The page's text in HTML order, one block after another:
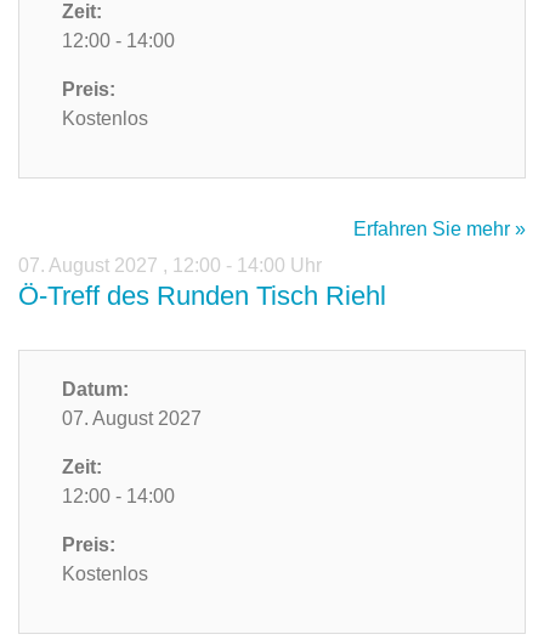
Zeit:
12:00 - 14:00
Preis:
Kostenlos
Erfahren Sie mehr »
07. August 2027 , 12:00 - 14:00 Uhr
Ö-Treff des Runden Tisch Riehl
Datum:
07. August 2027
Zeit:
12:00 - 14:00
Preis:
Kostenlos